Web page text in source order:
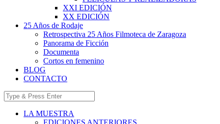
XXI EDICIÓN
XX EDICIÓN
25 Años de Rodaje
Retrospectiva 25 Años Filmoteca de Zaragoza
Panorama de Ficción
Documenta
Cortos en femenino
BLOG
CONTACTO
LA MUESTRA
EDICIONES ANTERIORES